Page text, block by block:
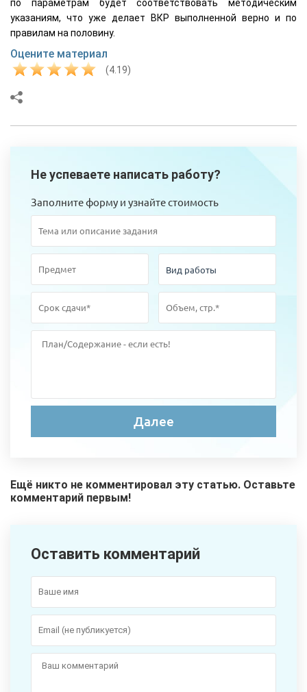
по параметрам будет соответствовать методическим
указаниям, что уже делает ВКР выполненной верно и по
правилам на половину.
Оцените материал
(4.19)
Не успеваете написать работу?
Заполните форму и узнайте стоимость
Ещё никто не комментировал эту статью. Оставьте
комментарий первым!
Оставить комментарий